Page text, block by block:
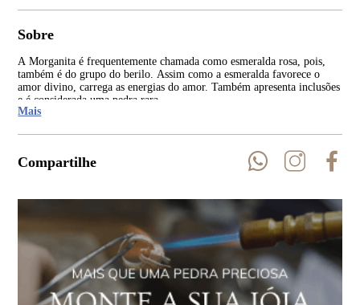
Sobre
A Morganita é frequentemente chamada como esmeralda rosa, pois,
também é do grupo do berilo. Assim como a esmeralda favorece o
amor divino, carrega as energias do amor. Também apresenta inclusões
e é considerada uma pedra rara.
Mais
Compartilhe